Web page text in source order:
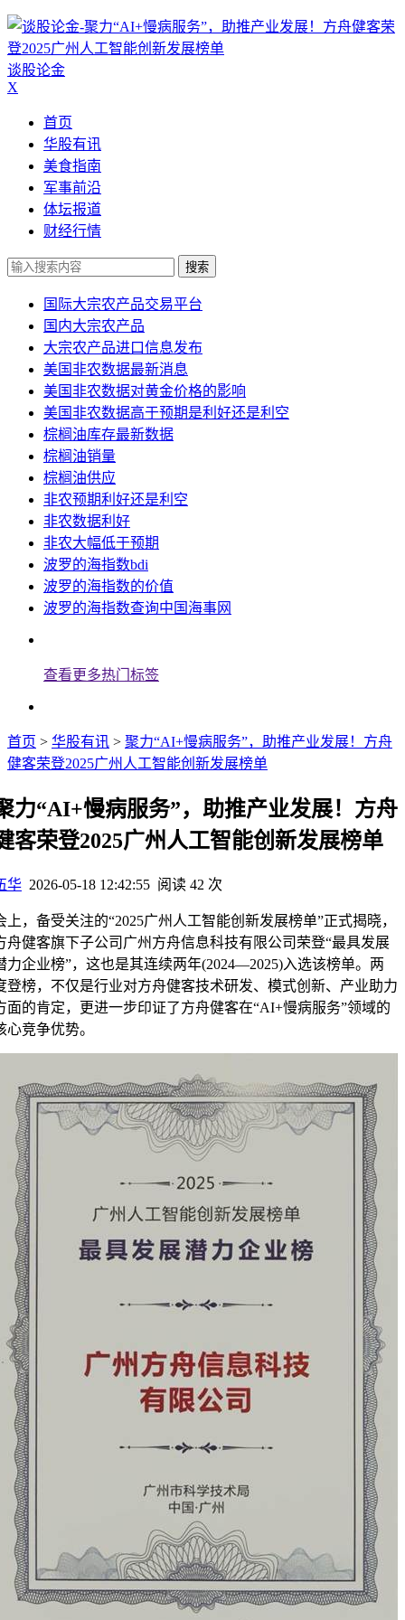
谈股论金
X
首页
华股有讯
美食指南
军事前沿
体坛报道
财经行情
搜索
国际大宗农产品交易平台
国内大宗农产品
大宗农产品进口信息发布
美国非农数据最新消息
美国非农数据对黄金价格的影响
美国非农数据高于预期是利好还是利空
棕榈油库存最新数据
棕榈油销量
棕榈油供应
非农预期利好还是利空
非农数据利好
非农大幅低于预期
波罗的海指数bdi
波罗的海指数的价值
波罗的海指数查询中国海事网
查看更多热门标签
首页 > 华股有讯 > 聚力“AI+慢病服务”，助推产业发展！方舟
健客荣登2025广州人工智能创新发展榜单
力“AI+慢病服务”，助推产业发展！方舟
客荣登2025广州人工智能创新发展榜单
华 2026-05-18 12:42:55 阅读 42 次
上，备受关注的“2025广州人工智能创新发展榜单”正式揭晓，
舟健客旗下子公司广州方舟信息科技有限公司荣登“最具发展
力企业榜”，这也是其连续两年(2024—2025)入选该榜单。两
登榜，不仅是行业对方舟健客技术研发、模式创新、产业助力
面的肯定，更进一步印证了方舟健客在“AI+慢病服务”领域的
心竞争优势。